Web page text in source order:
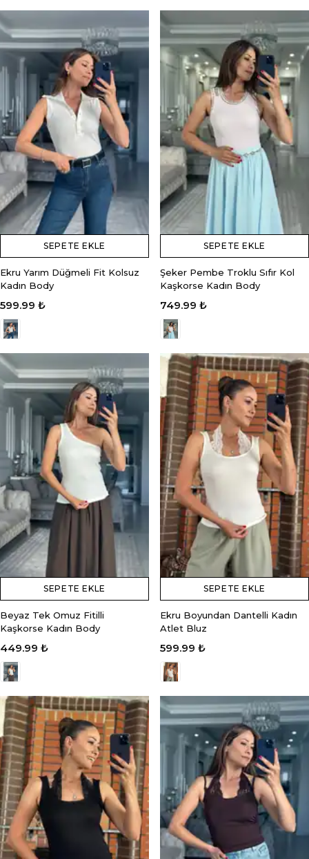
SEPETE EKLE
Ekru Yarım Düğmeli Fit Kolsuz
Kadın Body
599.99 ₺
SEPETE EKLE
Şeker Pembe Troklu Sıfır Kol
Kaşkorse Kadın Body
749.99 ₺
SEPETE EKLE
Beyaz Tek Omuz Fitilli
Kaşkorse Kadın Body
449.99 ₺
SEPETE EKLE
Ekru Boyundan Dantelli Kadın
Atlet Bluz
599.99 ₺